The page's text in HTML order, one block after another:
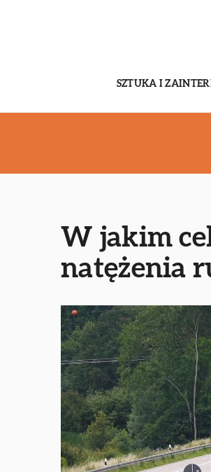
SZTUKA I
W jakim
natężenia